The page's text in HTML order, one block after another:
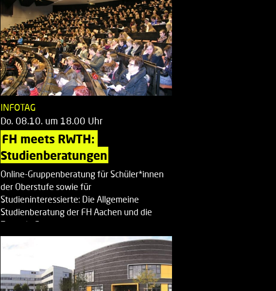
INFOTAG
Do. 08.10. um 18.00 Uhr
FH meets RWTH:
Studienberatungen
Online-Gruppenberatung für Schüler*innen
der Oberstufe sowie für
Studieninteressierte: Die Allgemeine
Studienberatung der FH Aachen und die
Zentrale Studienberatung…